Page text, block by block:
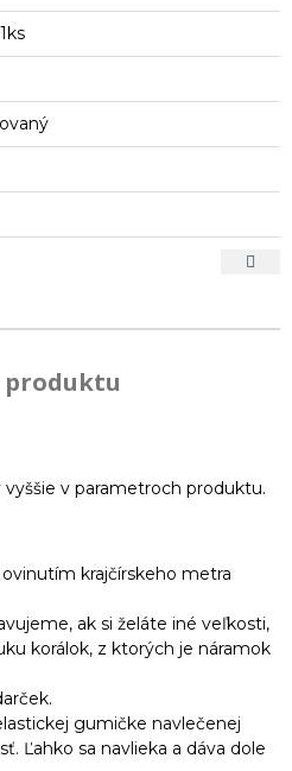
produktu
v parametroch produktu.
krajčírskeho metra
ak si želáte iné veľkosti,
korálok, z ktorých je náramok
gumičke navlečenej
Ľahko sa navlieka a dáva dole